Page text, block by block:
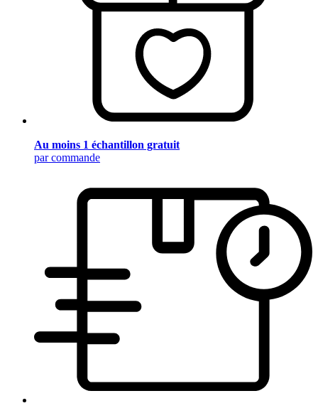
Au moins 1 échantillon gratuit
par commande